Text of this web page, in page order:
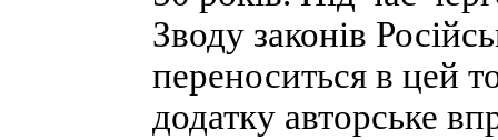
Зводу законів
переноситься в цей
додатку авторське